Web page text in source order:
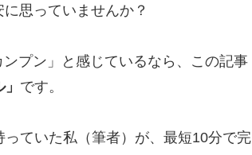
思っていませんか？
プン」と感じているなら、この記事
です。
ていた私（筆者）が、最短10分で完